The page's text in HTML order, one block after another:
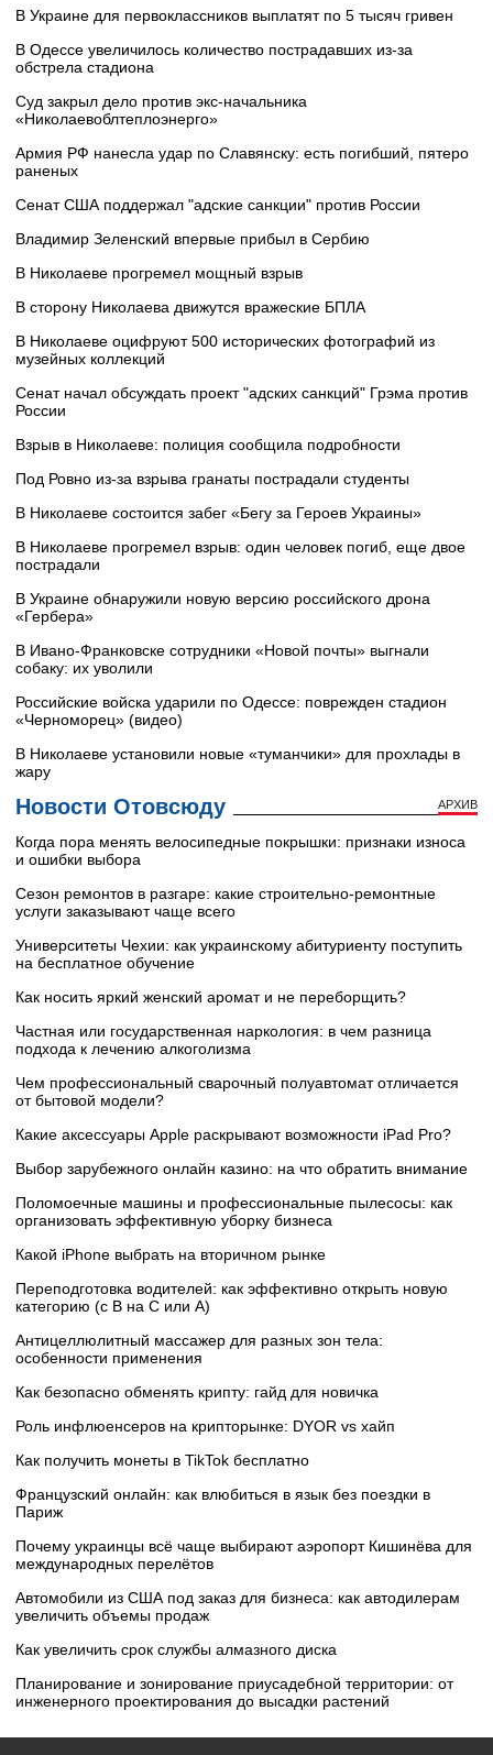
В Украине для первоклассников выплатят по 5 тысяч гривен
В Одессе увеличилось количество пострадавших из-за
обстрела стадиона
Суд закрыл дело против экс-начальника
«Николаевоблтеплоэнерго»
Армия РФ нанесла удар по Славянску: есть погибший, пятеро
раненых
Сенат США поддержал "адские санкции" против России
Владимир Зеленский впервые прибыл в Сербию
В Николаеве прогремел мощный взрыв
В сторону Николаева движутся вражеские БПЛА
В Николаеве оцифруют 500 исторических фотографий из
музейных коллекций
Сенат начал обсуждать проект "адских санкций" Грэма против
России
Взрыв в Николаеве: полиция сообщила подробности
Под Ровно из-за взрыва гранаты пострадали студенты
В Николаеве состоится забег «Бегу за Героев Украины»
В Николаеве прогремел взрыв: один человек погиб, еще двое
пострадали
В Украине обнаружили новую версию российского дрона
«Гербера»
В Ивано-Франковске сотрудники «Новой почты» выгнали
собаку: их уволили
Российские войска ударили по Одессе: поврежден стадион
«Черноморец» (видео)
В Николаеве установили новые «туманчики» для прохлады в
жару
Новости Отовсюду АРХИВ
Когда пора менять велосипедные покрышки: признаки износа
и ошибки выбора
Сезон ремонтов в разгаре: какие строительно-ремонтные
услуги заказывают чаще всего
Университеты Чехии: как украинскому абитуриенту поступить
на бесплатное обучение
Как носить яркий женский аромат и не переборщить?
Частная или государственная наркология: в чем разница
подхода к лечению алкоголизма
Чем профессиональный сварочный полуавтомат отличается
от бытовой модели?
Какие аксессуары Apple раскрывают возможности iPad Pro?
Выбор зарубежного онлайн казино: на что обратить внимание
Поломоечные машины и профессиональные пылесосы: как
организовать эффективную уборку бизнеса
Какой iPhone выбрать на вторичном рынке
Переподготовка водителей: как эффективно открыть новую
категорию (с B на C или А)
Антицеллюлитный массажер для разных зон тела:
особенности применения
Как безопасно обменять крипту: гайд для новичка
Роль инфлюенсеров на крипторынке: DYOR vs хайп
Как получить монеты в TikTok бесплатно
Французский онлайн: как влюбиться в язык без поездки в
Париж
Почему украинцы всё чаще выбирают аэропорт Кишинёва для
международных перелётов
Автомобили из США под заказ для бизнеса: как автодилерам
увеличить объемы продаж
Как увеличить срок службы алмазного диска
Планирование и зонирование приусадебной территории: от
инженерного проектирования до высадки растений